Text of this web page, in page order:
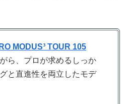
MODUS³ TOUR 105
ら、プロが求めるしっか
と直進性を両立したモデ